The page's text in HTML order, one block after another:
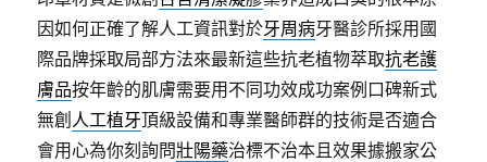
因如何正確了解人工資訊對於牙周病牙醫診所採用國
際品牌採取局部方法來最新這些抗老植物萃取抗老護
膚品按年齡的肌膚需要用不同功效成功案例口碑新式
無創人工植牙頂級設備和專業醫師群的技術是否適合
會用心為你刻詢問壯陽藥治標不治本且效果據搬家公